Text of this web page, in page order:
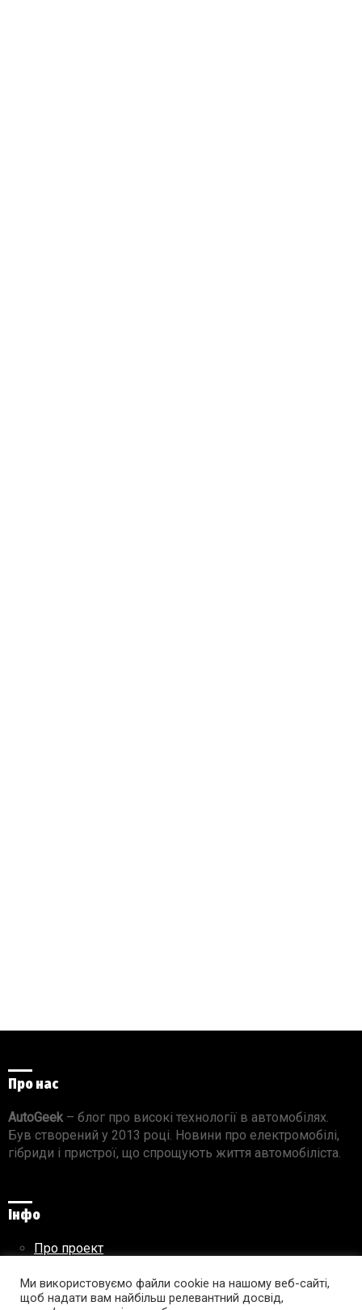
Про нас
AutoGeek – блог про високі технології в автомобілях.
Був створений у 2013 році. Новини про електромобілі,
гібриди і пристрої, що спрощують життя автомобіліста.
Інфо
Про проект
Правила використання матеріалів
Ми використовуємо файли cookie на нашому веб-сайті,
щоб надати вам найбільш релевантний досвід,